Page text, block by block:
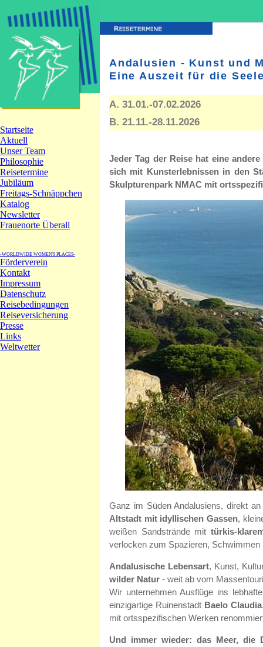
Andalusien - Kunst und
Eine Auszeit für die
A. 31.01.-07.02.2026
B. 21.11.-28.11.2026
Jeder Tag der Reise hat eine
sich mit Kunsterlebnissen in den
Skulpturenpark NMAC mit
Ganz im Süden Andalusiens, direkt
Altstadt mit idyllischen Gassen,
weißen Sandstrände mit türkis-
verlocken zum Spazieren, Schwimmen
Andalusische Lebensart, Kunst,
wilder Natur - weit ab vom
Wir unternehmen Ausflüge ins
einzigartige Ruinenstadt Baelo Claudia
mit ortsspezifischen Werken
Und immer wieder: das Meer, die